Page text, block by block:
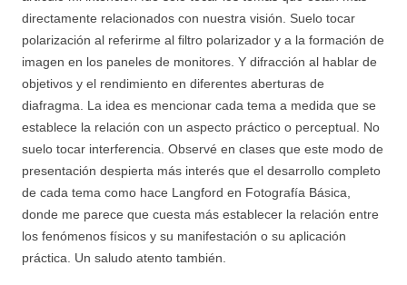
directamente relacionados con nuestra visión. Suelo tocar
polarización al referirme al filtro polarizador y a la formación de
imagen en los paneles de monitores. Y difracción al hablar de
objetivos y el rendimiento en diferentes aberturas de
diafragma. La idea es mencionar cada tema a medida que se
establece la relación con un aspecto práctico o perceptual. No
suelo tocar interferencia. Observé en clases que este modo de
presentación despierta más interés que el desarrollo completo
de cada tema como hace Langford en Fotografía Básica,
donde me parece que cuesta más establecer la relación entre
los fenómenos físicos y su manifestación o su aplicación
práctica. Un saludo atento también.